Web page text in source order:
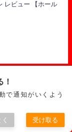
レビュー 【ホール
で通知がいくよう
受け取る